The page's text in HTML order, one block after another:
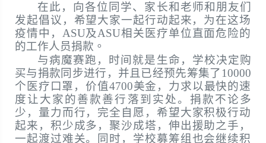
在此，向各位同学、家长和老师和朋友们
发起倡议， 希望大家一起行动起来，为在这场
疫情中，
ASU及 ASU相关医疗单位直面危险的
的工作人员捐款。
与病魔赛跑，时间就是生命，学校决定购
买与捐款同步进行， 并且已经预先筹集了10000
个医疗口罩，价值4700美金， 力求以最快的速
度让大家的善款善行落到实处。捐款不论多
少， 量力而行，完全自愿，希望大家积极行动
起来，积少成多， 聚沙成塔，伸出援助之手，
一起渡过难关。同时， 学校募筹组也会继续积